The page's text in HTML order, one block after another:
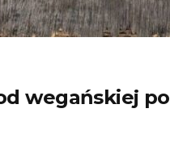
wegańskiej po